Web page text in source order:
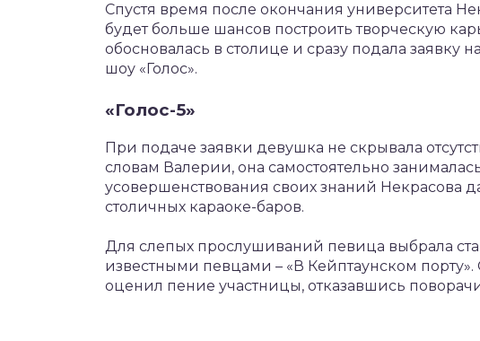
Спустя время после окончания университета
будет больше шансов построить творческую
обосновалась в столице и сразу подала заявку
шоу «Голос».
«Голос-5»
При подаче заявки девушка не скрывала
словам Валерии, она самостоятельно
усовершенствования своих знаний Некрасова
столичных караоке-баров.
Для слепых прослушиваний певица выбрала
известными певцами – «В Кейптаунском
оценил пение участницы, отказавшись